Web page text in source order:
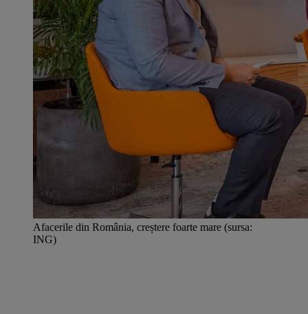
Afacerile din România, creștere foarte mare (sursa:
ING)